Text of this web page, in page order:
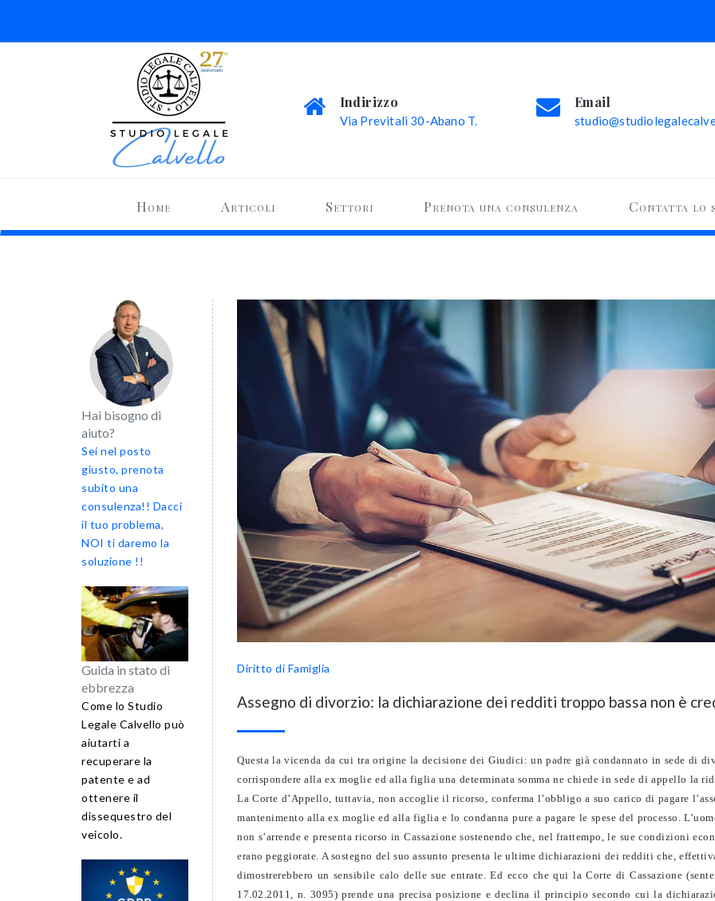
Indirizzo
Via Previtali 30-Abano T.
Email
Home Articoli Settori Prenota una consulenza Contatta lo
Hai bisogno di
aiuto?
Sei nel posto
giusto, prenota
subito una
consulenza!! Dacci
il tuo problema,
NOI ti daremo la
soluzione !!
Guida in stato di
ebbrezza
Come lo Studio
Legale Calvello può
aiutarti a
recuperare la
patente e ad
ottenere il
dissequestro del
veicolo.
Diritto di Famiglia
Assegno di divorzio: la dichiarazione dei redditi troppo bassa non è
Questa la vicenda da cui tra origine la decisione dei Giudici: un padre già condannato in sede di
corrispondere alla ex moglie ed alla figlia una determinata somma ne chiede in sede di appello la
La Corte d’Appello, tuttavia, non accoglie il ricorso, conferma l’obbligo a suo carico di pagare
mantenimento alla ex moglie ed alla figlia e lo condanna pure a pagare le spese del processo.
non s’arrende e presenta ricorso in Cassazione sostenendo che, nel frattempo, le sue condizioni
erano peggiorate. A sostegno del suo assunto presenta le ultime dichiarazioni dei redditi che,
dimostrerebbero un sensibile calo delle sue entrate. Ed ecco che qui la Corte di Cassazione
17.02.2011, n. 3095) prende una precisa posizione e declina il principio secondo cui la